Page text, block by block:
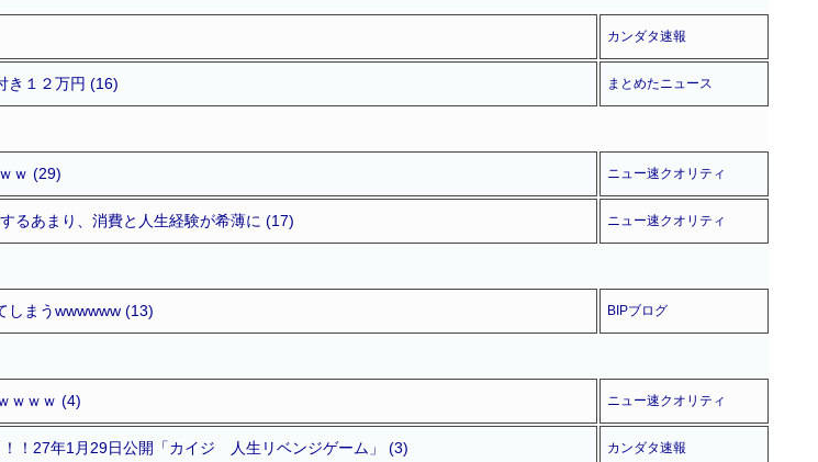
カンダタ速報
き１２万円 (16) まとめたニュース
ｗ (29) ニュー速クオリティ
るあまり、消費と人生経験が希薄に (17) ニュー速クオリティ
しまうwwwwww (13) BIPブログ
ｗｗｗ (4) ニュー速クオリティ
！27年1月29日公開「カイジ 人生リベンジゲーム」 (3) カンダタ速報